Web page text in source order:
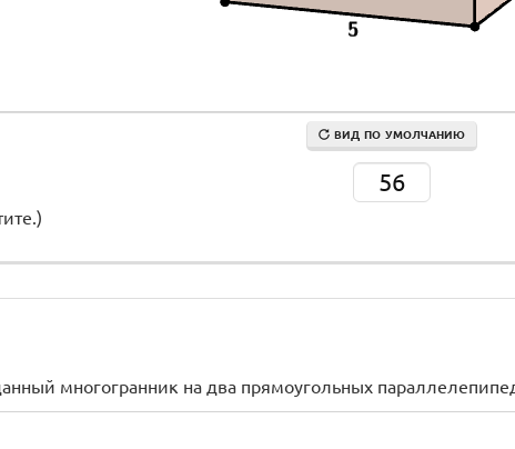
ВИД ПО УМОЛЧАНИЮ
56
многогранник на два прямоугольных